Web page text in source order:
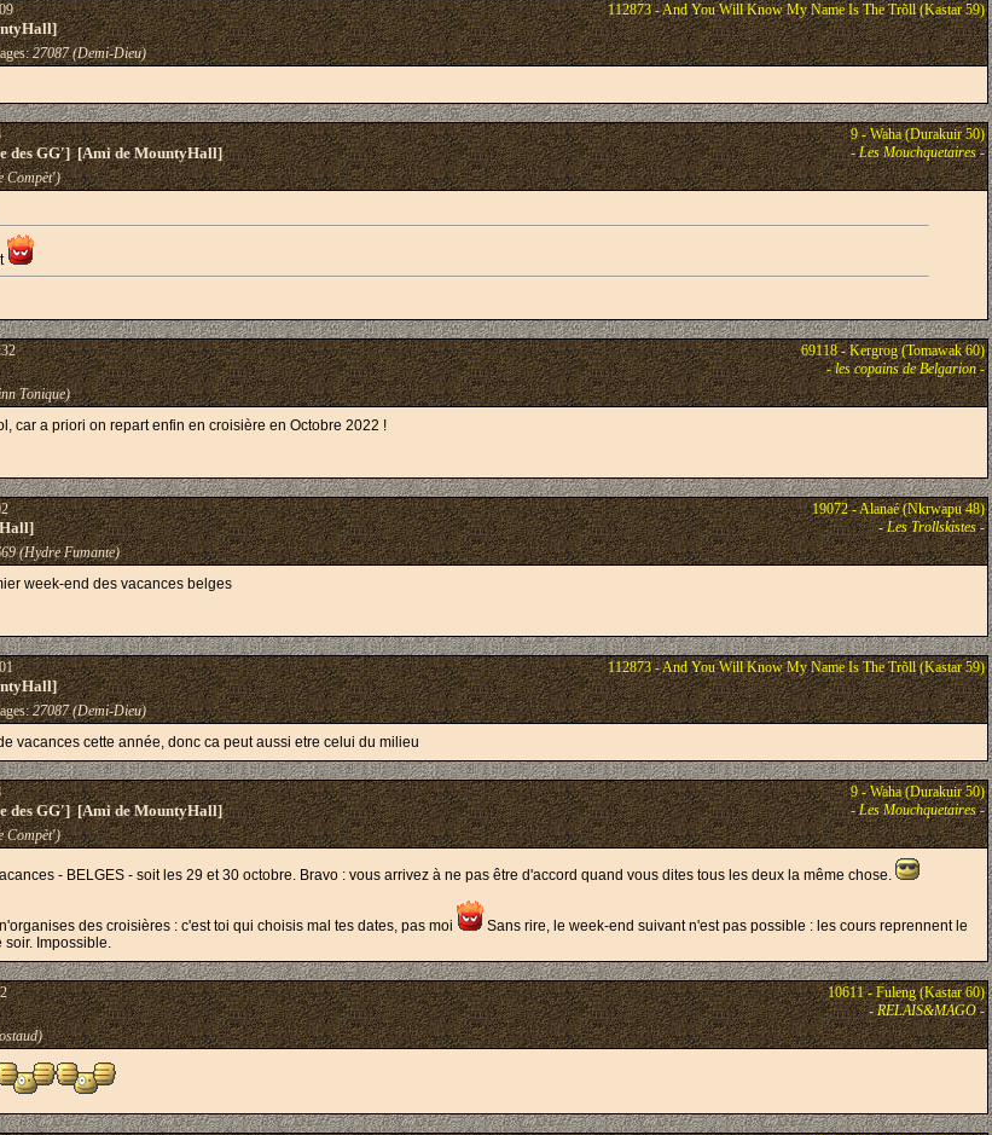
112873 - And You Will Know My Name Is The Trõll (Kastar 59)
27087 (Demi-Dieu)
des GG'] [Ami de MountyHall]
9 - Waha (Durakuir 50)
-Les Mouchquetaires-
Compèt')
69118 - Kergrog (Tomawak 60)
-les copains de Belgarion-
Tonique)
car a priori on repart enfin en croisière en Octobre 2022 !
19072 - Alanaé (Nkrwapu 48)
-Les Trollskistes-
(Hydre Fumante)
week-end des vacances belges
112873 - And You Will Know My Name Is The Trõll (Kastar 59)
27087 (Demi-Dieu)
vacances cette année, donc ca peut aussi etre celui du milieu
des GG'] [Ami de MountyHall]
9 - Waha (Durakuir 50)
-Les Mouchquetaires-
Compèt')
- BELGES - soit les 29 et 30 octobre. Bravo : vous arrivez à ne pas être d'accord quand vous dites tous les deux la même chose.
des croisières : c'est toi qui choisis mal tes dates, pas moi
Sans rire, le week-end suivant n'est pas possible : les cours reprennent le
soir. Impossible.
10611 - Fuleng (Kastar 60)
-RELAIS&MAGO-